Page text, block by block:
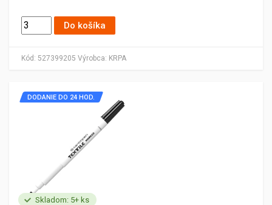
Kód: 527399205 Výrobca: KRPA
Do košíka
Skladom: 5+ ks
DODANIE DO 24 HOD.